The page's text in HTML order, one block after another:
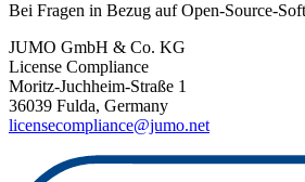
Bei Fragen in Bezug auf Open-Source-
JUMO GmbH & Co. KG
License Compliance
Moritz-Juchheim-Straße 1
36039 Fulda, Germany
licensecompliance@jumo.net